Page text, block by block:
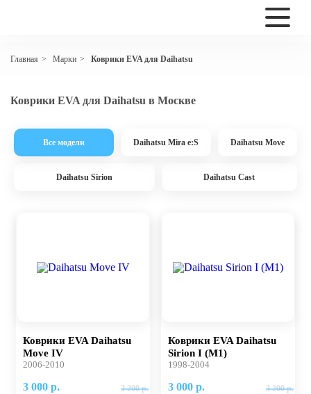
Главная > Марки > Коврики EVA для Daihatsu
Коврики EVA для Daihatsu в Москве
Все модели Daihatsu Mira e:S Daihatsu Move
Daihatsu Sirion Daihatsu Сast
Коврики EVA Daihatsu
Move IV
2006-2010
3 000 р. 3 200 р.
Коврики EVA Daihatsu
Sirion I (M1)
1998-2004
3 000 р. 3 200 р.